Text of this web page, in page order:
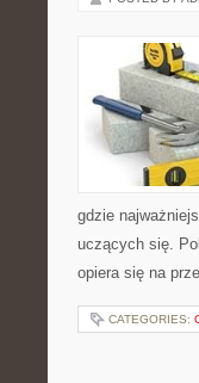
gdzie
uczących się.
opiera się na
CATEGORIES: